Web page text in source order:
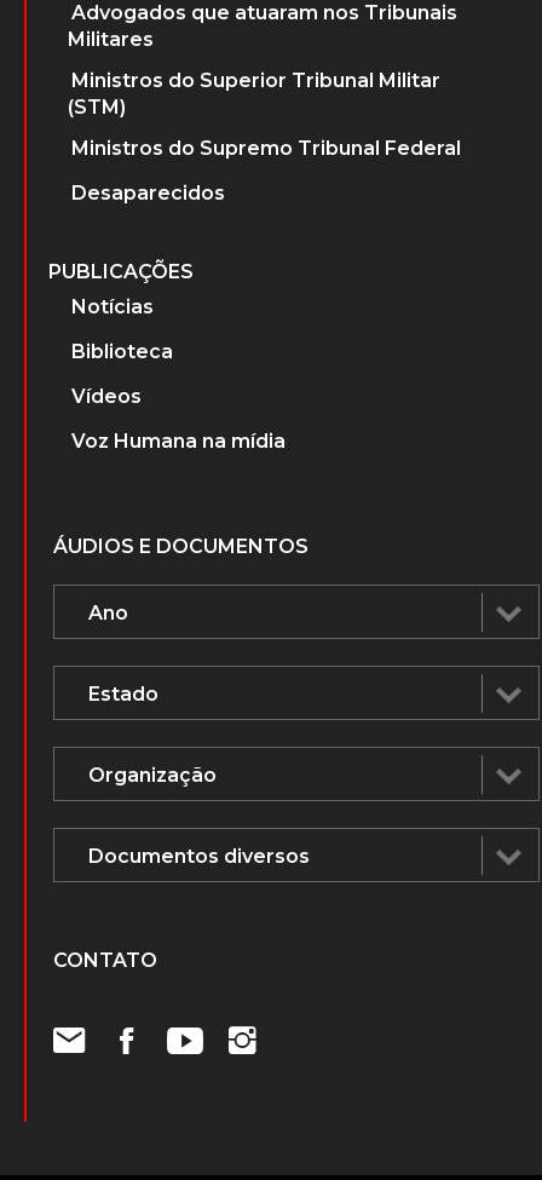
Advogados que atuaram nos Tribunais
Militares
Ministros do Superior Tribunal Militar
(STM)
Ministros do Supremo Tribunal Federal
Desaparecidos
PUBLICAÇÕES
Notícias
Biblioteca
Vídeos
Voz Humana na mídia
ÁUDIOS E DOCUMENTOS
CONTATO